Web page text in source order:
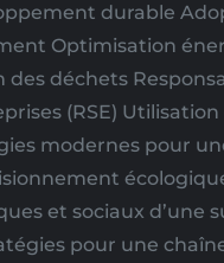
durable
Optimisation
des déchets
(RSE) Utilisation
modernes pour
et sociaux d’une
pour une